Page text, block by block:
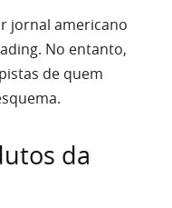
jornal americano
No entanto,
de quem
da